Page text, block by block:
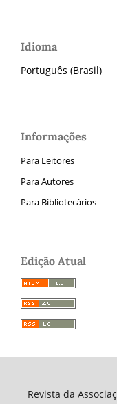
Idioma
Português (Brasil)
Informações
Para Leitores
Para Autores
Para Bibliotecários
Edição Atual
Revista da